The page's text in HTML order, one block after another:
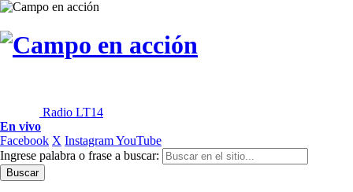
Radio LT14
En vivo
Facebook X InstagramYouTube
Ingrese palabra o frase a buscar: